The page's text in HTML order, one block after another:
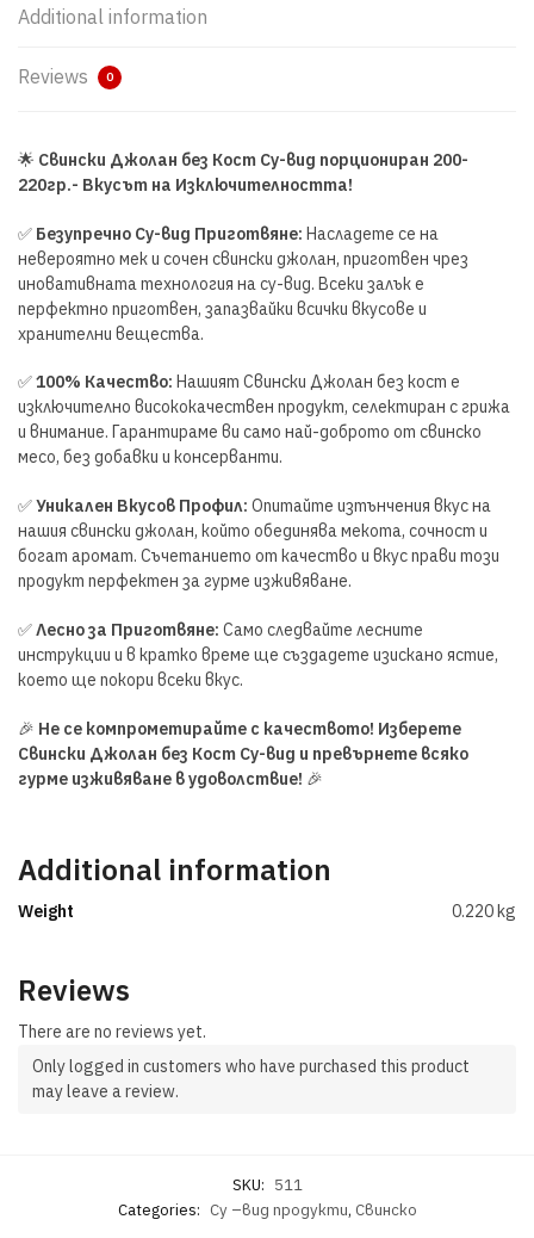
Additional information
Reviews 0
🌟 Свински Джолан без Кост Су-вид порциониран 200-
220гр.- Вкусът на Изключителността!
✅ Безупречно Су-вид Приготвяне: Насладете се на
невероятно мек и сочен свински джолан, приготвен чрез
иновативната технология на су-вид. Всеки залък е
перфектно приготвен, запазвайки всички вкусове и
хранителни вещества.
✅100% Качество: Нашият Свински Джолан без кост е
изключително висококачествен продукт, селектиран с грижа
и внимание. Гарантираме ви само най-доброто от свинско
месо, без добавки и консерванти.
✅Уникален Вкусов Профил: Опитайте изтънчения вкус на
нашия свински джолан, който обединява мекота, сочност и
богат аромат. Съчетанието от качество и вкус прави този
продукт перфектен за гурме изживяване.
✅Лесно за Приготвяне: Само следвайте лесните
инструкции и в кратко време ще създадете изискано ястие,
което ще покори всеки вкус.
🎉 Не се компрометирайте с качеството! Изберете
Свински Джолан без Кост Су-вид и превърнете всяко
гурме изживяване в удоволствие! 🎉
Additional information
Weight 0.220 kg
Reviews
There are no reviews yet.
Only logged in customers who have purchased this product
may leave a review.
SKU: 511
Categories: Су –вид продукти, Свинско